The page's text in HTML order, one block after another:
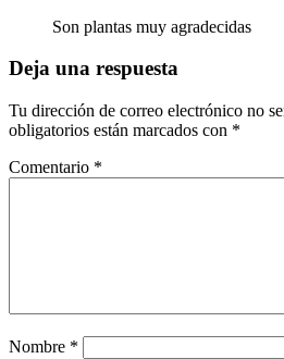
Son plantas muy agradecidas
Deja una respuesta
Tu dirección de correo electrónico no
obligatorios están marcados con *
Comentario *
Nombre *